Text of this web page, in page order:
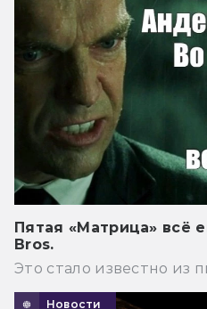
Пятая «Матрица» всё
Bros.
Это стало известно из
Новости